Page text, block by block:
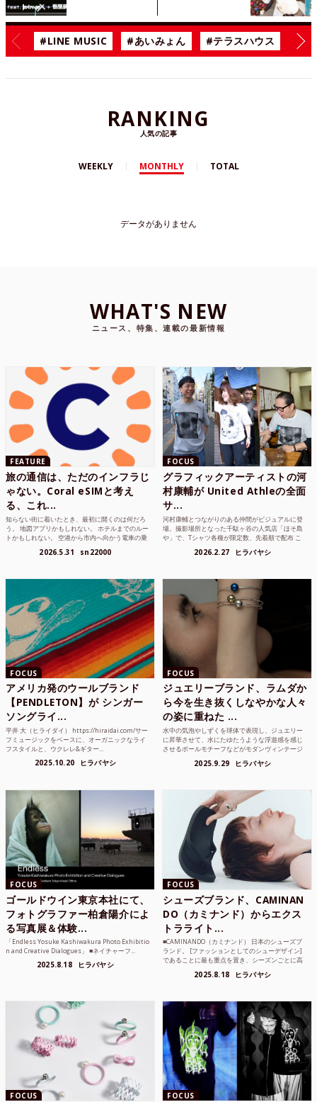
#LINE MUSIC #あいみょん #テラスハウス #漫
RANKING
人気の記事
WEEKLY MONTHLY TOTAL
データがありません
WHAT'S NEW
ニュース、特集、連載の最新情報
FEATURE
旅の通信は、ただのインフラじ
ゃない。Coral eSIMと考え
る、これ...
知らない街に着いたとき、最初に開くのは何だろ
う。 地図アプリかもしれない。 ホテルまでのルー
トかもしれない。 空港から市内へ向かう電車の乗
2026.5.31 sn22000
FOCUS
グラフィックアーティストの河
村康輔が United Athleの全面
サ...
河村康輔とつながりのある仲間がビジュアルに登
場。撮影場所となった千駄ヶ谷の人気店「ほそ島
や」で、Tシャツ各種が限定数、先着順で配布 こ
2026.2.27 ヒラバヤシ
FOCUS
アメリカ発のウールブランド
【PENDLETON】が シンガー
ソングライ...
平井 大（ヒライダイ） https://hiraidai.com/サー
フミュージックをベースに、オーガニックなライ
フスタイルと、ウクレレ&ギター...
2025.10.20 ヒラバヤシ
FOCUS
ジュエリーブランド、ラムダか
ら今を生き抜くしなやかな人々
の姿に重ねた ...
水中の気泡やしずくを球体で表現し、ジュエリー
に昇華させて、水にたゆたうような浮遊感を感じ
させるボールモチーフなどがモダンヴィンテージ
2025.9.29 ヒラバヤシ
FOCUS
ゴールドウイン東京本社にて、
フォトグラファー柏倉陽介によ
る写真展＆体験...
「Endless Yosuke Kashiwakura Photo Exhibitio
n and Creative Dialogues」 ■ネイチャーフ...
2025.8.18 ヒラバヤシ
FOCUS
シューズブランド、CAMINAN
DO（カミナンド）からエクス
トラライト...
■CAMINANDO（カミナンド） 日本のシューズブ
ランド。 [ファッションとしてのシューデザイン]
であることに最も重点を置き、シーズンごとに高
2025.8.18 ヒラバヤシ
FOCUS FOCUS